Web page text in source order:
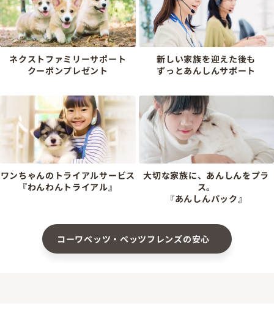
ネクストファミリーサポート
クーポンプレゼント
新しい家族を迎えた後も
ずっとあんしんサポート
ワンちゃんのトライアルサービス
『わんわんトライアル』
大切な家族に、あんしんをプラ
ス。
『あんしんパック』
コーワペッツ・ペッツフレンズの安心